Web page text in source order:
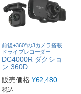
前後+360°の3カメラ搭載
ドライブレコーダー
DC4000R ダクショ
ン 360D
販売価格 ¥62,480
税込